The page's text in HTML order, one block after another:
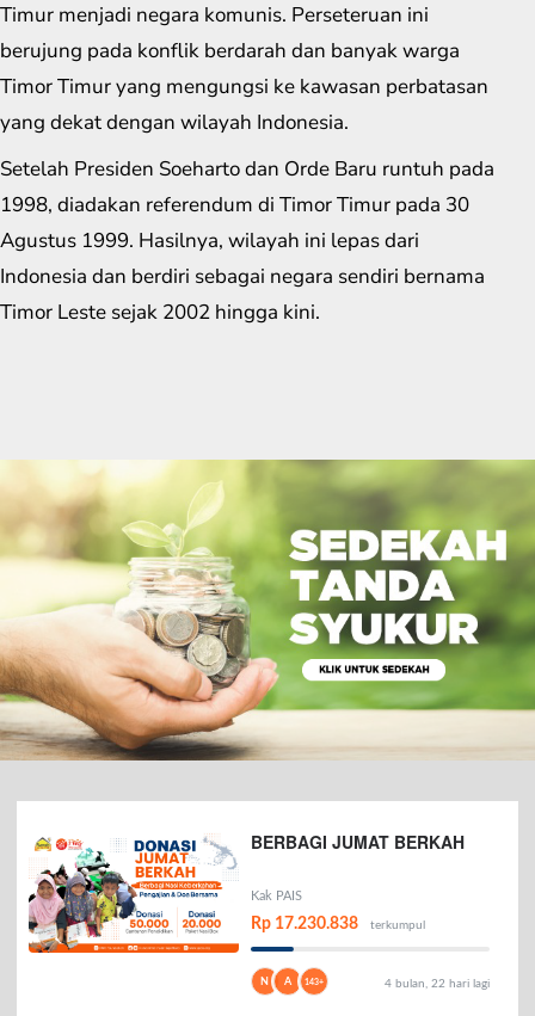
Timur menjadi negara komunis. Perseteruan ini
berujung pada konflik berdarah dan banyak warga
Timor Timur yang mengungsi ke kawasan perbatasan
yang dekat dengan wilayah Indonesia.
Setelah Presiden Soeharto dan Orde Baru runtuh pada
1998, diadakan referendum di Timor Timur pada 30
Agustus 1999. Hasilnya, wilayah ini lepas dari
Indonesia dan berdiri sebagai negara sendiri bernama
Timor Leste sejak 2002 hingga kini.
BERBAGI JUMAT BERKAH
Kak PAIS
Rp 17.230.838 terkumpul
N A 143+ 4 bulan, 22 hari lagi